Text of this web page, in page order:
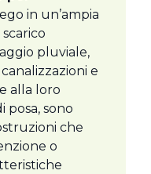
in un’ampia
pluviale,
e
alla loro
posa, sono
che
o